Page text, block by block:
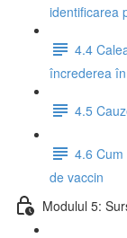
identificarea
4.4
încrederea
4.5
4.6
de vaccin
Modulul 5: